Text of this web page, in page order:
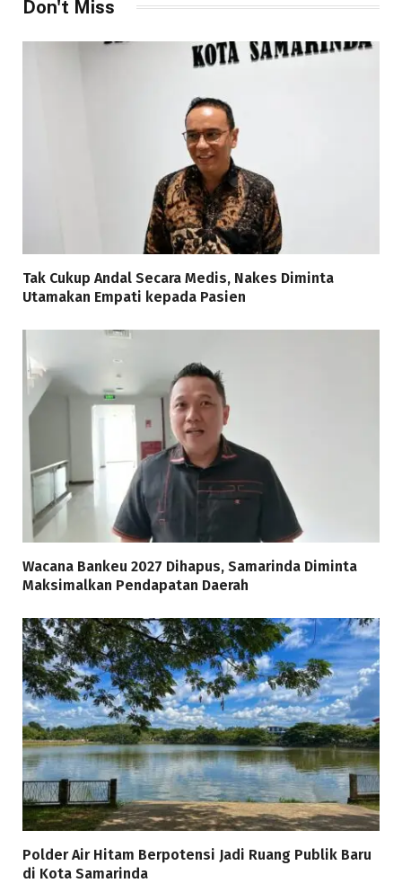
Don't Miss
Tak Cukup Andal Secara Medis, Nakes Diminta
Utamakan Empati kepada Pasien
Wacana Bankeu 2027 Dihapus, Samarinda Diminta
Maksimalkan Pendapatan Daerah
Polder Air Hitam Berpotensi Jadi Ruang Publik Baru
di Kota Samarinda